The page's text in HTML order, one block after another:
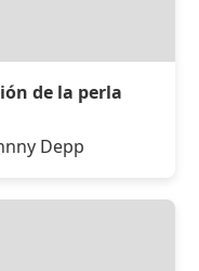
de la perla
Depp